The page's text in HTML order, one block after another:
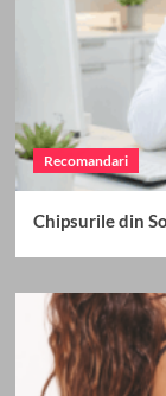
Recomandari
Chipsurile din